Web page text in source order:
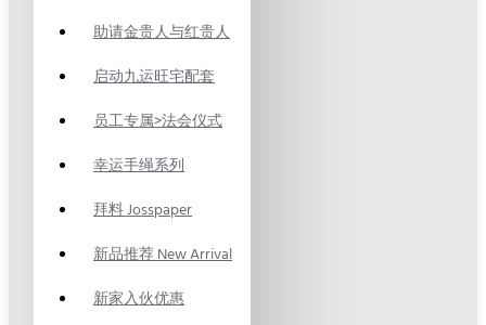
助请金贵人与红贵人
启动九运旺宅配套
员工专属>法会仪式
幸运手绳系列
拜料 Josspaper
新品推荐 New Arrival
新家入伙优惠